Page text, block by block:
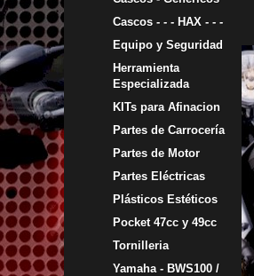
Cascos - - - HAX - - -
Equipo y Seguridad
Herramienta
Especializada
KITs para Afinacion
Partes de Carrocería
Partes de Motor
Partes Eléctricas
Plásticos Estéticos
Pocket 47cc y 49cc
Tornilleria
Yamaha - BWS100 /